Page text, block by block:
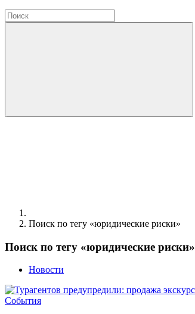
Поиск по тегу «юридические риски»
Поиск по тегу «юридические риски»
Новости
События